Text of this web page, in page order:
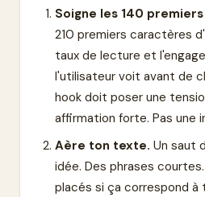
Soigne les 140
210 premiers caractères
taux de lecture et
l'utilisateur voit avant de
hook doit poser une
affirmation forte. Pas une
Aère ton texte. Un saut
idée. Des phrases
placés si ça correspond à